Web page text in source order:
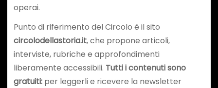
operai.
Punto di riferimento del Circolo è il sito
circolodellastoria.it, che propone articoli,
interviste, rubriche e approfondimenti
liberamente accessibili. Tutti i contenuti sono
gratuiti:per leggerli e ricevere la newsletter